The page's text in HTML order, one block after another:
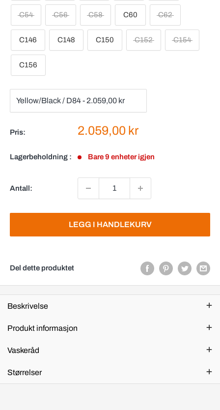
C54 C56 C58 C60 C62
C146 C148 C150 C152 C154
C156
Pris: Salgspris
2.059,00 kr
Lagerbeholdning : Bare 9 enheter igjen
Antall:
LEGG I HANDLEKURV
Del dette produktet
Beskrivelse
Produkt informasjon
Vaskeråd
Størrelser